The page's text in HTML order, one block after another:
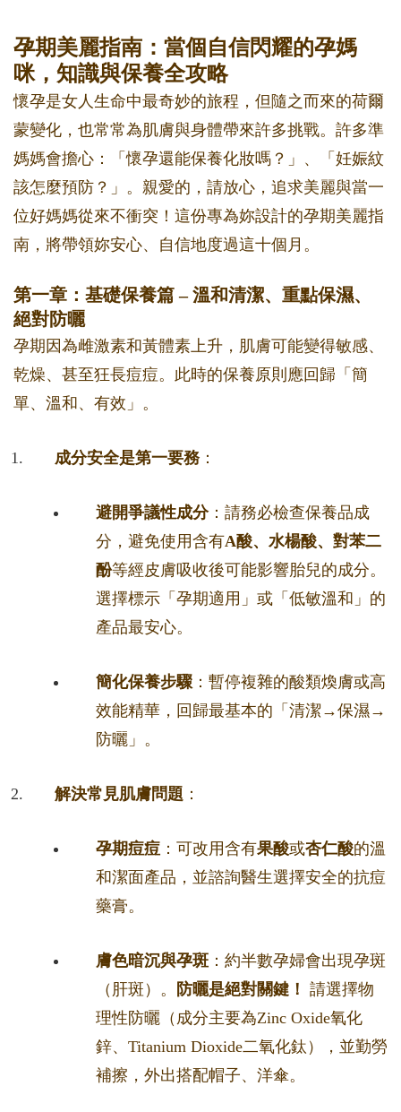
孕期美麗指南：當個自信閃耀的孕媽
咪，知識與保養全攻略
懷孕是女人生命中最奇妙的旅程，但隨之而來的荷爾
蒙變化，也常常為肌膚與身體帶來許多挑戰。許多準
媽媽會擔心：「懷孕還能保養化妝嗎？」、「妊娠紋
該怎麼預防？」。親愛的，請放心，追求美麗與當一
位好媽媽從來不衝突！這份專為妳設計的孕期美麗指
南，將帶領妳安心、自信地度過這十個月。
第一章：基礎保養篇 – 溫和清潔、重點保濕、
絕對防曬
孕期因為雌激素和黃體素上升，肌膚可能變得敏感、
乾燥、甚至狂長痘痘。此時的保養原則應回歸「簡
單、溫和、有效」。
成分安全是第一要務：
避開爭議性成分：請務必檢查保養品成
分，避免使用含有A酸、水楊酸、對苯二
酚等經皮膚吸收後可能影響胎兒的成分。
選擇標示「孕期適用」或「低敏溫和」的
產品最安心。
簡化保養步驟 ：暫停複雜的酸類煥膚或高
效能精華，回歸最基本的「清潔→保濕→
防曬」。
解決常見肌膚問題 ：
孕期痘痘 ：可改用含有果酸或杏仁酸的溫
和潔面產品，並諮詢醫生選擇安全的抗痘
藥膏。
膚色暗沉與孕斑 ：約半數孕婦會出現孕斑
（肝斑）。
防曬是絕對關鍵！ 請選擇物
理性防曬（成分主要為Zinc Oxide氧化
鋅、Titanium Dioxide二氧化鈦），並勤勞
補擦，外出搭配帽子、洋傘。